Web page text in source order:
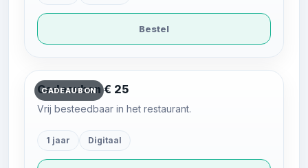
Bestel
CADEAUBON
Cadeaubon € 25
Vrij besteedbaar in het restaurant.
1 jaar Digitaal